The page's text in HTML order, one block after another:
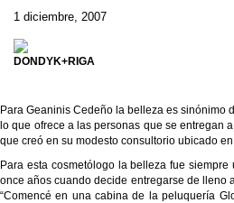
1 diciembre, 2007
DONDYK+RIGA
Para Geaninis Cedeño la belleza es sinónimo
lo que ofrece a las personas que se entregan
que creó en su modesto consultorio ubicado
Para esta cosmetólogo la belleza fue
once años cuando decide entregarse de lleno
“Comencé en una cabina de la peluquería